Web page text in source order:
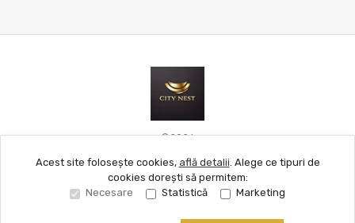
©2026
Site creat în
Acest site folosește cookies, află detalii. Alege ce tipuri de
cookies dorești să permitem:
Necesare
Statistică Marketing